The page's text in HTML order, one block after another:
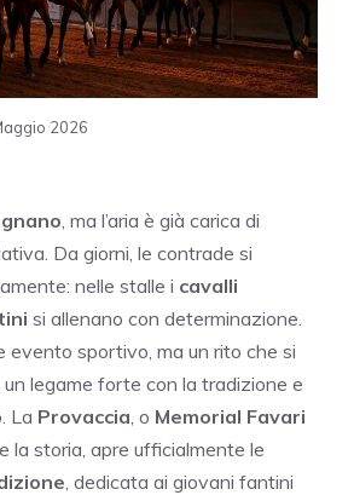
2026
, ma l’aria è già carica di
Da giorni, le contrade si
nelle stalle i cavalli
si allenano con determinazione.
evento sportivo, ma un rito che si
, un legame forte con la tradizione e
La Provaccia , o Memorial Favari
la storia, apre ufficialmente le
, dedicata ai giovani fantini